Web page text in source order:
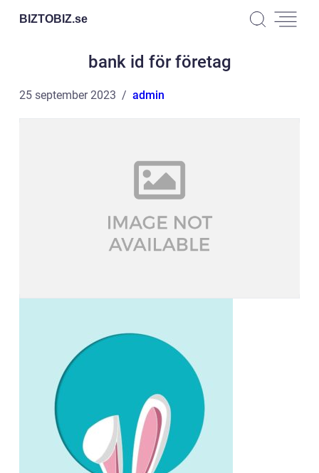
BIZTOBIZ.se
bank id för företag
25 september 2023 admin